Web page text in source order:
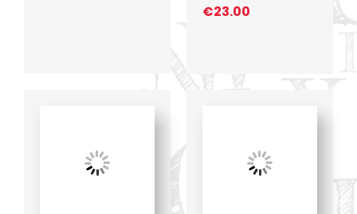
€23.00